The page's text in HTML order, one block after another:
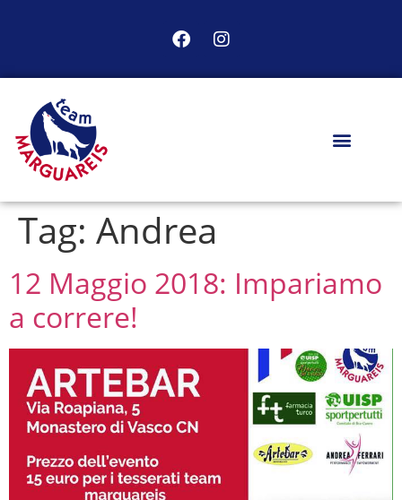
Tag: Andrea
12 Maggio 2018: Impariamo
a correre!